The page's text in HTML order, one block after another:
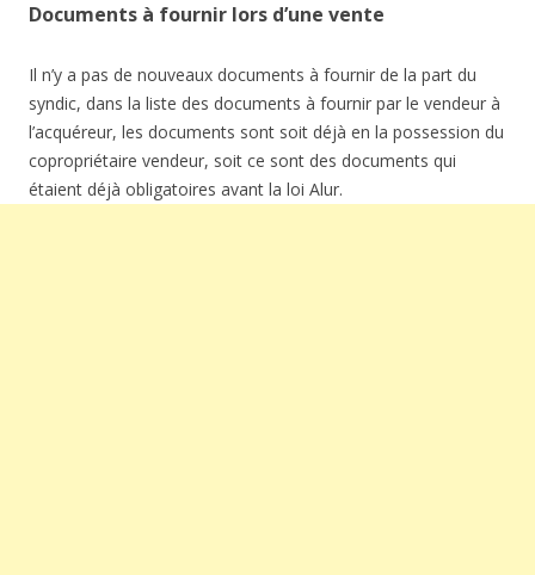
Documents à fournir lors d’une vente
Il n’y a pas de nouveaux documents à fournir de la part du
syndic, dans la liste des documents à fournir par le vendeur à
l’acquéreur, les documents sont soit déjà en la possession du
copropriétaire vendeur, soit ce sont des documents qui
étaient déjà obligatoires avant la loi Alur.